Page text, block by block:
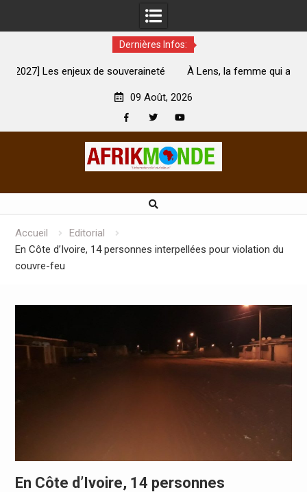
Dernières Infos:
À Lens, la femme qui avait été brûlée avec son bébé
09 Août, 2026
Accueil
Editorial
En Côte d’Ivoire, 14 personnes interpellées pour violation du
couvre-feu
En Côte d’Ivoire, 14 personnes